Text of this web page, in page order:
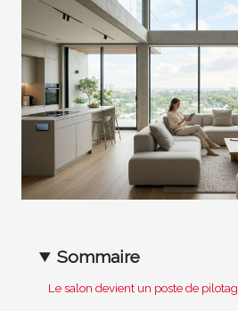
Sommaire
Le salon devient un poste de